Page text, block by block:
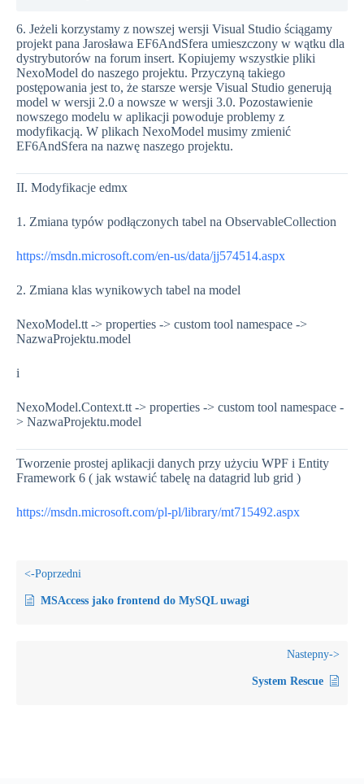
6. Jeżeli korzystamy z nowszej wersji Visual Studio ściągamy
projekt pana Jarosława EF6AndSfera umieszczony w wątku dla
dystrybutorów na forum insert. Kopiujemy wszystkie pliki
NexoModel do naszego projektu. Przyczyną takiego
postępowania jest to, że starsze wersje Visual Studio generują
model w wersji 2.0 a nowsze w wersji 3.0. Pozostawienie
nowszego modelu w aplikacji powoduje problemy z
modyfikacją. W plikach NexoModel musimy zmienić
EF6AndSfera na nazwę naszego projektu.
II. Modyfikacje edmx
1. Zmiana typów podłączonych tabel na ObservableCollection
https://msdn.microsoft.com/en-us/data/jj574514.aspx
2. Zmiana klas wynikowych tabel na model
NexoModel.tt -> properties -> custom tool namespace ->
NazwaProjektu.model
i
NexoModel.Context.tt -> properties -> custom tool namespace -
> NazwaProjektu.model
Tworzenie prostej aplikacji danych przy użyciu WPF i Entity
Framework 6 ( jak wstawić tabelę na datagrid lub grid )
https://msdn.microsoft.com/pl-pl/library/mt715492.aspx
MSAccess jako frontend do MySQL uwagi
System Rescue